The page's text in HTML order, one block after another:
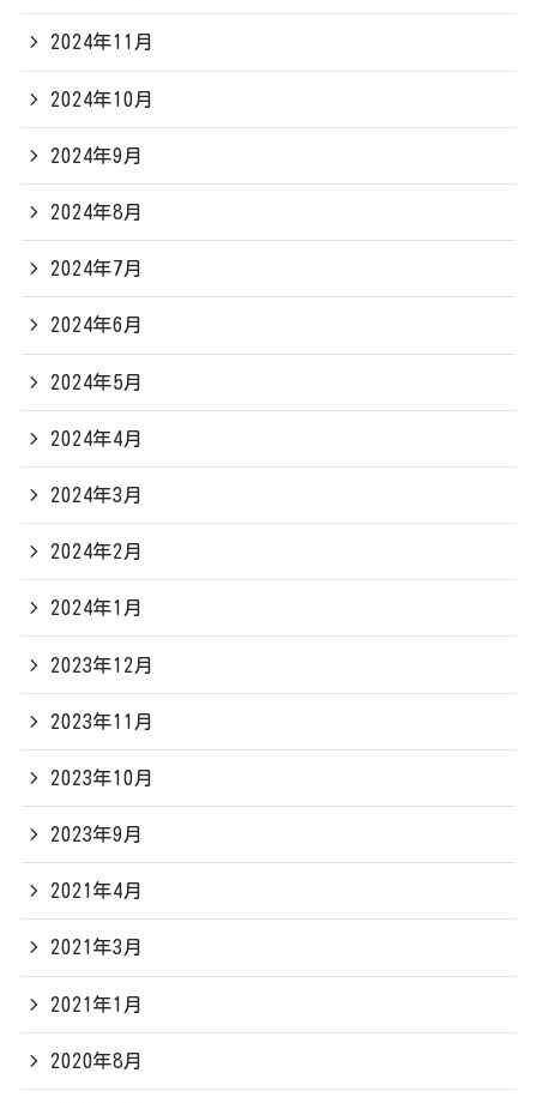
2024年11月
2024年10月
2024年9月
2024年8月
2024年7月
2024年6月
2024年5月
2024年4月
2024年3月
2024年2月
2024年1月
2023年12月
2023年11月
2023年10月
2023年9月
2021年4月
2021年3月
2021年1月
2020年8月